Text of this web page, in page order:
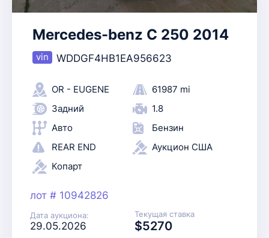
Mercedes-benz C 250 2014
WDDGF4HB1EA956623
OR - EUGENE
61987 mi
Задний
1.8
Авто
Бензин
REAR END
Аукцион США
Копарт
лот # 10942826
Дата аукциона:
29.05.2026
Текущая ставка
$5270